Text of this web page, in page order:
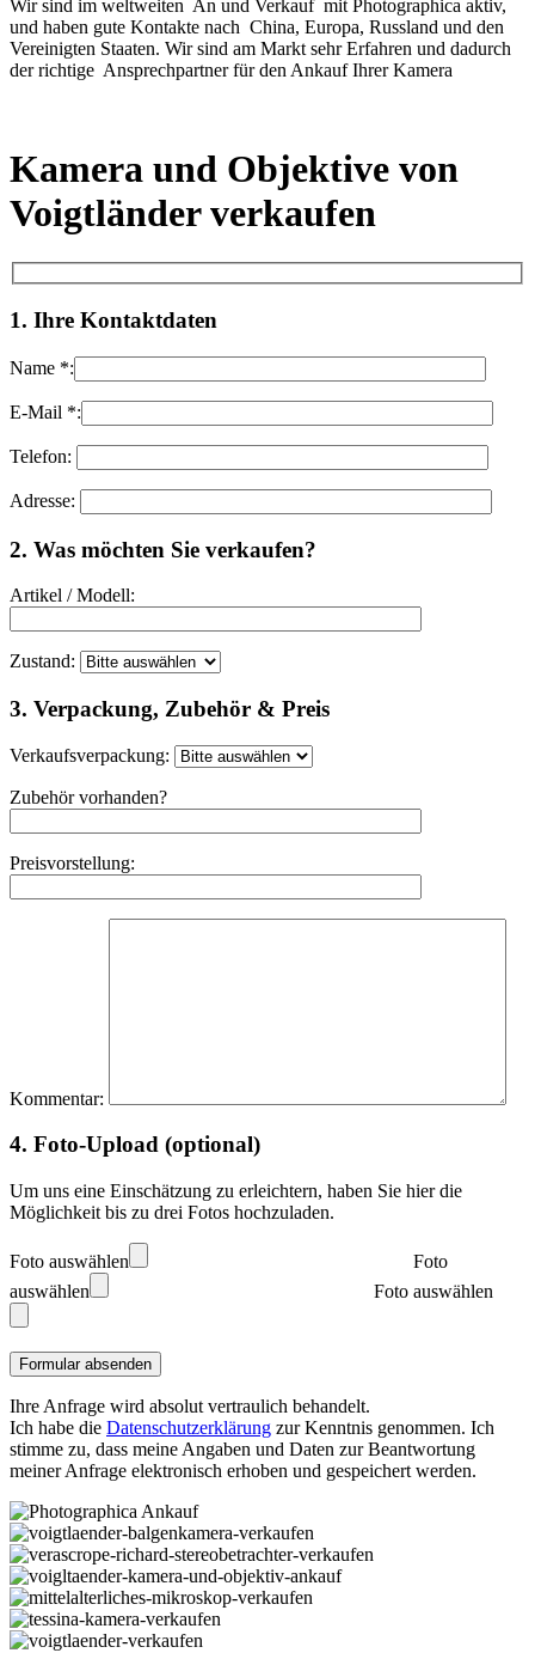
Wir sind im weltweiten An und Verkauf mit Photographica aktiv,
und haben gute Kontakte nach China, Europa, Russland und den
Vereinigten Staaten. Wir sind am Markt sehr Erfahren und dadurch
der richtige Ansprechpartner für den Ankauf Ihrer Kamera
Kamera und Objektive von
Voigtländer verkaufen
1. Ihre Kontaktdaten
Name *:
E-Mail *:
Telefon:
Adresse:
Bitte lasse dieses Feld leer.
2. Was möchten Sie verkaufen?
Artikel / Modell:
Zustand:
3. Verpackung, Zubehör & Preis
Verkaufsverpackung:
Zubehör vorhanden?
Preisvorstellung:
Kommentar:
4. Foto-Upload (optional)
Um uns eine Einschätzung zu erleichtern, haben Sie hier die
Möglichkeit bis zu drei Fotos hochzuladen.
Foto auswählen
Foto
auswählen
Foto auswählen
Ihre Anfrage wird absolut vertraulich behandelt.
Ich habe die Datenschutzerklärung zur Kenntnis genommen. Ich
stimme zu, dass meine Angaben und Daten zur Beantwortung
meiner Anfrage elektronisch erhoben und gespeichert werden.